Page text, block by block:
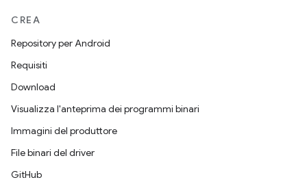
CREA
Repository per Android
Requisiti
Download
Visualizza l'anteprima dei programmi binari
Immagini del produttore
File binari del driver
GitHub